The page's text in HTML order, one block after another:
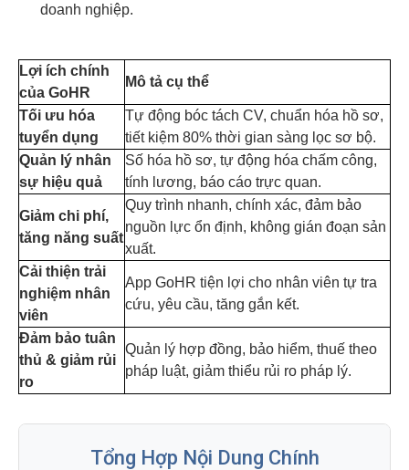
doanh nghiệp.
Lợi ích chính
của GoHR
Mô tả cụ thể
Tối ưu hóa
tuyển dụng
Tự động bóc tách CV, chuẩn hóa hồ sơ,
tiết kiệm 80% thời gian sàng lọc sơ bộ.
Quản lý nhân
sự hiệu quả
Số hóa hồ sơ, tự động hóa chấm công,
tính lương, báo cáo trực quan.
Giảm chi phí,
tăng năng suất
Quy trình nhanh, chính xác, đảm bảo
nguồn lực ổn định, không gián đoạn sản
xuất.
Cải thiện trải
nghiệm nhân
viên
App GoHR tiện lợi cho nhân viên tự tra
cứu, yêu cầu, tăng gắn kết.
Đảm bảo tuân
thủ & giảm rủi
ro
Quản lý hợp đồng, bảo hiểm, thuế theo
pháp luật, giảm thiểu rủi ro pháp lý.
Tổng Hợp Nội Dung Chính